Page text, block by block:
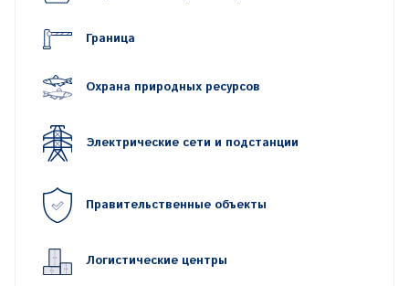
для работы во взрывоопасных средах»
Технического регламента Таможенного союза
оборудования»
ТРТС 020/201 «Электромагнитная
совместимость технических средств»
указаны предельно максимальные дальности
обнаружения и идентификации цели на основе
расчета по критерию Джонсона. Реальная
дальность обнаружения и идентификации цели
Граница
Охрана природных ресурсов
Электрические сети и подстанции
Правительственные объекты
Логистические центры